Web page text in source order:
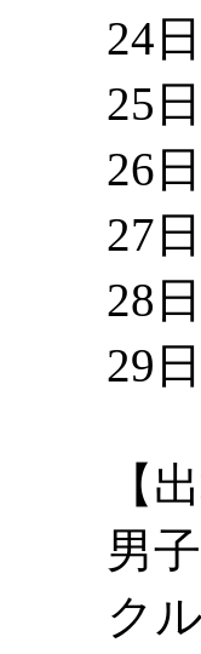
24
25
26
27
28
29
【
男
ク